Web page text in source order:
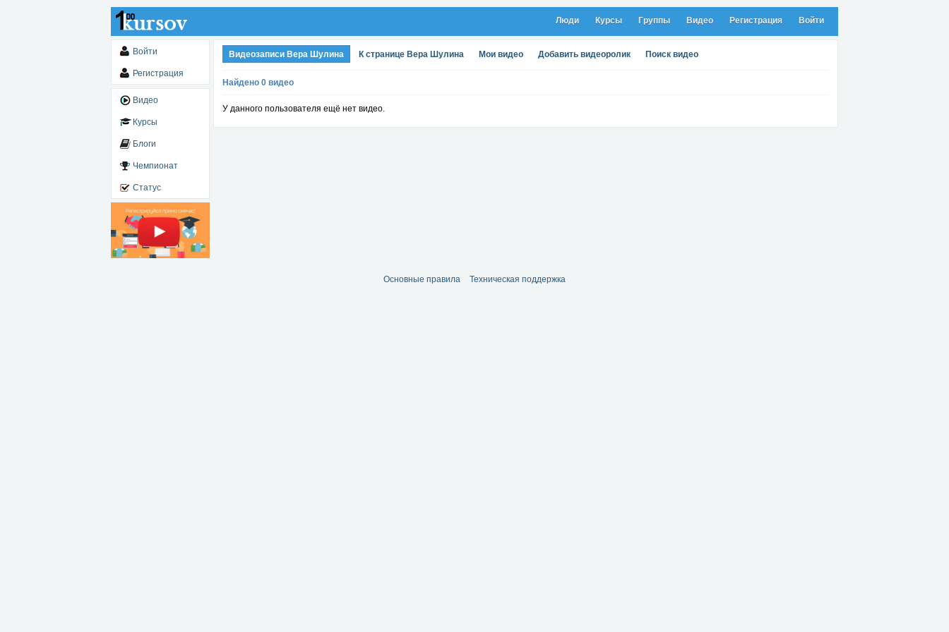
Люди Курсы Группы Видео Регистрация Войти
Войти
Регистрация
Видео
Курсы
Блоги
Чемпионат
Статус
Видеозаписи Вера Шулина К странице Вера Шулина Мои видео Добавить видеоролик Поиск видео
Найдено 0 видео
У данного пользователя ещё нет видео.
Основные правила Техническая поддержка